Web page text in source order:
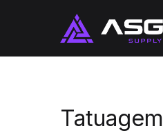
Tatuagem